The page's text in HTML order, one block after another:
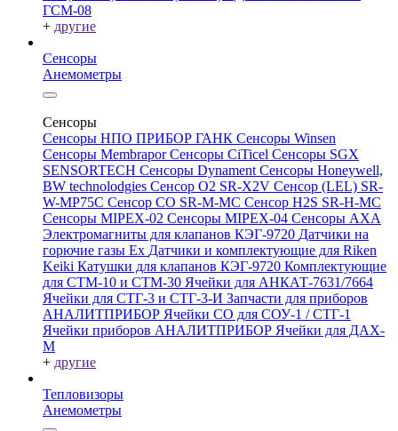
ГСМ-08
+ другие
Сенсоры
Анемометры
Сенсоры
Сенсоры НПО ПРИБОР ГАНК Сенсоры Winsen
Сенсоры MembraporСенсоры CiTicel Сенсоры SGX
SENSORTECH Сенсоры Dynament Сенсоры Honeywell,
BW technolodgies Сенсор O2 SR-X2V Сенсор (LEL) SR-
W-MP75C Сенсор CO SR-M-MC Сенсор H2S SR-H-MC
Сенсоры MIPEX-02 Сенсоры MIPEX-04 Сенсоры АХА
Электромагниты для клапанов КЭГ-9720 Датчики на
горючие газы Ex Датчики и комплектующие для Riken
Keiki Катушки для клапанов КЭГ-9720 Комплектующие
для СТМ-10 и СТМ-30 Ячейки для АНКАТ-7631/7664
Ячейки для СТГ-3 и СТГ-3-И Запчасти для приборов
АНАЛИТПРИБОР Ячейки CO для СОУ-1 / СТГ-1
Ячейки приборов АНАЛИТПРИБОР Ячейки для ДАХ-
М
+ другие
Тепловизоры
Анемометры